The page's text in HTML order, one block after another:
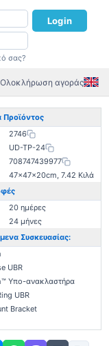
Login
σας?
Ολοκλήρωση αγοράς
Προϊόντος
2746
UD-TP-24
708747439977
47×47×20cm, 7.42 Κιλά
20 ημέρες
24 μήνες
Συσκευασίας:
UBR
Υπο-ανακλαστήρα
UBR
Bracket